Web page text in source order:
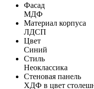
Фасад
МДФ
Материал корпуса
ЛДСП
Цвет
Синий
Стиль
Неоклассика
Стеновая панель
ХДФ в цвет